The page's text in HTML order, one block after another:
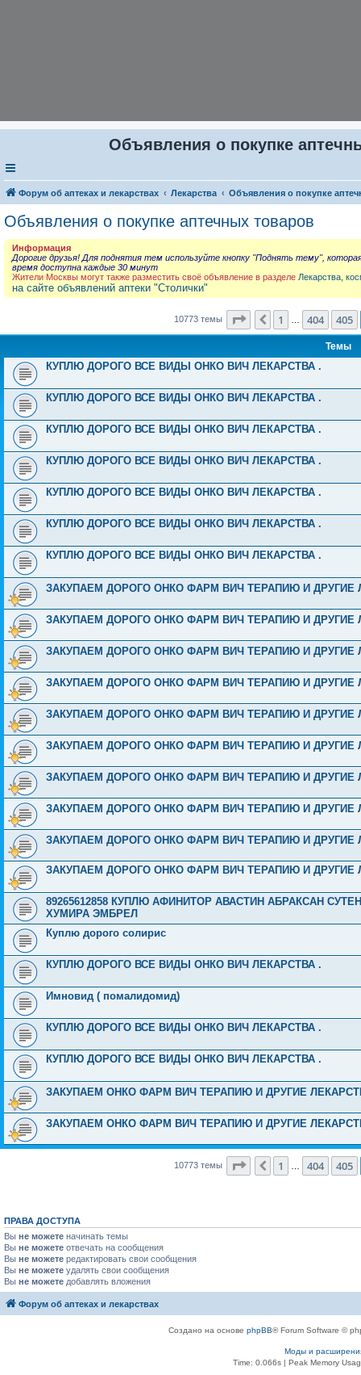
Объявления о покупке
Форум об аптеках и лекарствах Лекарства Объявления о покупке
Объявления о покупке аптечных товаров
Информация
Дорогие друзья! Для поднятия тем используйте кнопку "Поднять тему",
время доступна каждые 30 минут
Жители Москвы могут также разместить своё объявление в разделе Лекарства,
на сайте объявлений аптеки "Столички"
10773 темы Страница 406из 431
Пред.
1 404 405
Темы
КУПЛЮ ДОРОГО ВСЕ ВИДЫ ОНКО ВИЧ ЛЕКАРСТВА .
КУПЛЮ ДОРОГО ВСЕ ВИДЫ ОНКО ВИЧ ЛЕКАРСТВА .
КУПЛЮ ДОРОГО ВСЕ ВИДЫ ОНКО ВИЧ ЛЕКАРСТВА .
КУПЛЮ ДОРОГО ВСЕ ВИДЫ ОНКО ВИЧ ЛЕКАРСТВА .
КУПЛЮ ДОРОГО ВСЕ ВИДЫ ОНКО ВИЧ ЛЕКАРСТВА .
КУПЛЮ ДОРОГО ВСЕ ВИДЫ ОНКО ВИЧ ЛЕКАРСТВА .
КУПЛЮ ДОРОГО ВСЕ ВИДЫ ОНКО ВИЧ ЛЕКАРСТВА .
ЗАКУПАЕМ ДОРОГО ОНКО ФАРМ ВИЧ ТЕРАПИЮ И ДРУГИЕ
ЗАКУПАЕМ ДОРОГО ОНКО ФАРМ ВИЧ ТЕРАПИЮ И ДРУГИЕ
ЗАКУПАЕМ ДОРОГО ОНКО ФАРМ ВИЧ ТЕРАПИЮ И ДРУГИЕ
ЗАКУПАЕМ ДОРОГО ОНКО ФАРМ ВИЧ ТЕРАПИЮ И ДРУГИЕ
ЗАКУПАЕМ ДОРОГО ОНКО ФАРМ ВИЧ ТЕРАПИЮ И ДРУГИЕ
ЗАКУПАЕМ ДОРОГО ОНКО ФАРМ ВИЧ ТЕРАПИЮ И ДРУГИЕ
ЗАКУПАЕМ ДОРОГО ОНКО ФАРМ ВИЧ ТЕРАПИЮ И ДРУГИЕ
ЗАКУПАЕМ ДОРОГО ОНКО ФАРМ ВИЧ ТЕРАПИЮ И ДРУГИЕ
ЗАКУПАЕМ ДОРОГО ОНКО ФАРМ ВИЧ ТЕРАПИЮ И ДРУГИЕ
ЗАКУПАЕМ ДОРОГО ОНКО ФАРМ ВИЧ ТЕРАПИЮ И ДРУГИЕ
89265612858 КУПЛЮ АФИНИТОР АВАСТИН АБРАКСАН
ХУМИРА ЭМБРЕЛ
Куплю дорого солирис
КУПЛЮ ДОРОГО ВСЕ ВИДЫ ОНКО ВИЧ ЛЕКАРСТВА .
Имновид ( помалидомид)
КУПЛЮ ДОРОГО ВСЕ ВИДЫ ОНКО ВИЧ ЛЕКАРСТВА .
КУПЛЮ ДОРОГО ВСЕ ВИДЫ ОНКО ВИЧ ЛЕКАРСТВА .
ЗАКУПАЕМ ОНКО ФАРМ ВИЧ ТЕРАПИЮ И ДРУГИЕ
ЗАКУПАЕМ ОНКО ФАРМ ВИЧ ТЕРАПИЮ И ДРУГИЕ
10773 темы Страница 406из 431
Пред.
1 404 405
ПРАВА ДОСТУПА
Вы не можете начинать темы
Вы не можете отвечать на сообщения
Вы не можете редактировать свои сообщения
Вы не можете удалять свои сообщения
Вы не можете добавлять вложения
Форум об аптеках и лекарствах
Создано на основе phpBB® Forum Software ©
Моды и
Time: 0.066s| Peak Memory